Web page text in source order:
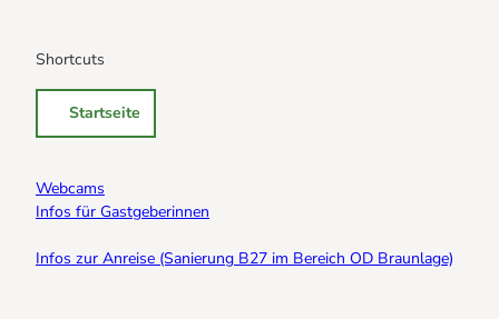
Shortcuts
Startseite
Webcams
Infos für Gastgeberinnen
Infos zur Anreise (Sanierung B27 im Bereich OD Braunlage)